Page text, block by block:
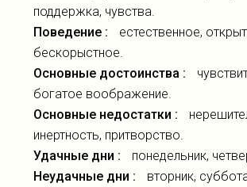
поддержка, чувства.
Поведение :
естественное,
бескорыстное.
Основные достоинства :
богатое воображение.
Основные недостатки :
инертность, притворство.
Удачные дни :
понедельник,
Неудачные дни :
вторник,